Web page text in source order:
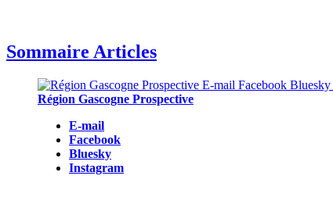
Sommaire Articles
Région Gascogne Prospective
E-mail
Facebook
Bluesky
Instagram